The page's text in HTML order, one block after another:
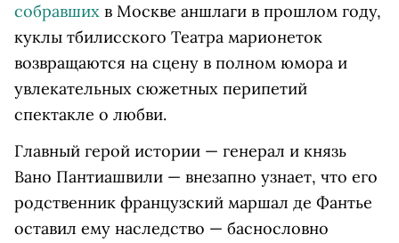
собравших в Москве аншлаги в прошлом году,
куклы тбилисского Театра марионеток
возвращаются на сцену в полном юмора и
увлекательных сюжетных перипетий
спектакле о любви.
Главный герой истории — генерал и князь
Вано Пантиашвили — внезапно узнает, что его
родственник французский маршал де Фантье
оставил ему наследство — баснословно